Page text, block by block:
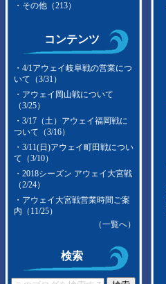
・その他（213）
コンテンツ
・4/1アウェイ岐阜戦の営業につ
いて（3/31）
・ アウェイ岡山戦について
（3/25）
・3/17（土）アウェイ福岡戦に
ついて（3/16）
・3/11(日)アウェイ町田戦につい
て（3/10）
・2018シーズン アウェイ大宮戦
（2/24）
・ アウェイ大宮戦営業時間ご案
内（11/25）
（一覧へ）
検索